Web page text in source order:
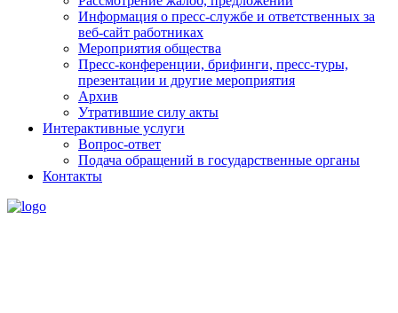
Информация о пресс-службе и ответственных за
веб-сайт работниках
Мероприятия общества
Пресс-конференции, брифинги, пресс-туры,
презентации и другие мероприятия
Архив
Утратившие силу акты
Интерактивные услуги
Вопрос-ответ
Подача обращений в государственные органы
Контакты